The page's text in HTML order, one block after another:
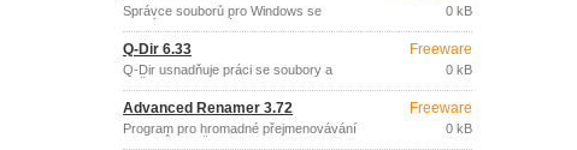
Správce souborů pro Windows se
stejným stylem práce a vzhledem jako
měl populární dosovský Norton
Commander.
0 kB
Q-Dir 6.33
Q-Dir usnadňuje práci se soubory a
složkami.
Freeware
0 kB
Advanced Renamer 3.72
Program pro hromadné přejmenovávání
souborů a složek.
Freeware
0 kB